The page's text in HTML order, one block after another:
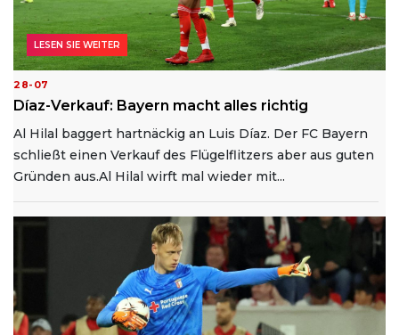
28-07
Díaz-Verkauf: Bayern macht alles richtig
Al Hilal baggert hartnäckig an Luis Díaz. Der FC Bayern
schließt einen Verkauf des Flügelflitzers aber aus guten
Gründen aus.Al Hilal wirft mal wieder mit...
LESEN SIE WEITER